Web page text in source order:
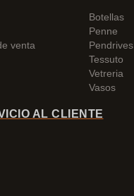
venta
Botellas
Penne
Pendrives
Tessuto
Vetreria
Vasos
AL CLIENTE